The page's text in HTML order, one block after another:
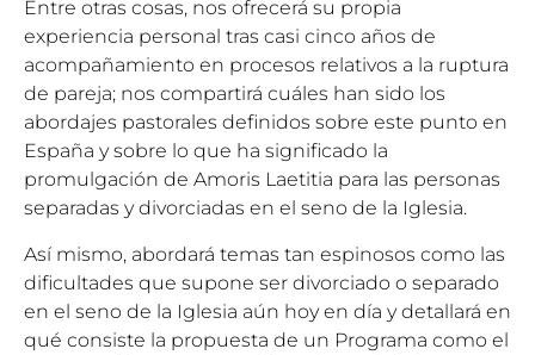
Entre otras cosas, nos ofrecerá su propia
experiencia personal tras casi cinco años de
acompañamiento en procesos relativos a la ruptura
de pareja; nos compartirá cuáles han sido los
abordajes pastorales definidos sobre este punto en
España y sobre lo que ha significado la
promulgación de Amoris Laetitia para las personas
separadas y divorciadas en el seno de la Iglesia.
Así mismo, abordará temas tan espinosos como las
dificultades que supone ser divorciado o separado
en el seno de la Iglesia aún hoy en día y detallará en
qué consiste la propuesta de un Programa como el